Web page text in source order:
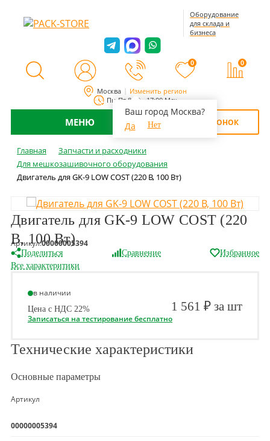
Москва Изменить регион
Ваш город Москва?
Да
Нет
Пн-Пт 8:00 - 17:00 Мск
Оборудование
для склада и
бизнеса
0 0
МЕНЮ ОБРАТНЫЙ ЗВОНОК
Главная
Запчасти и расходники
Для мешкозашивочного оборудования
Двигатель для GK-9 LOW COST (220 В, 100 Вт)
Двигатель для GK-9 LOW COST (220
В, 100 Вт)
Артикул:00000005394
Поделиться Сравнение
Избранное
Все характеритики
в наличии
Цена с НДС 22% 1 561 ₽ за шт
Записаться на тестирование бесплатно
Технические характеристики
Основные параметры
Артикул
00000005394